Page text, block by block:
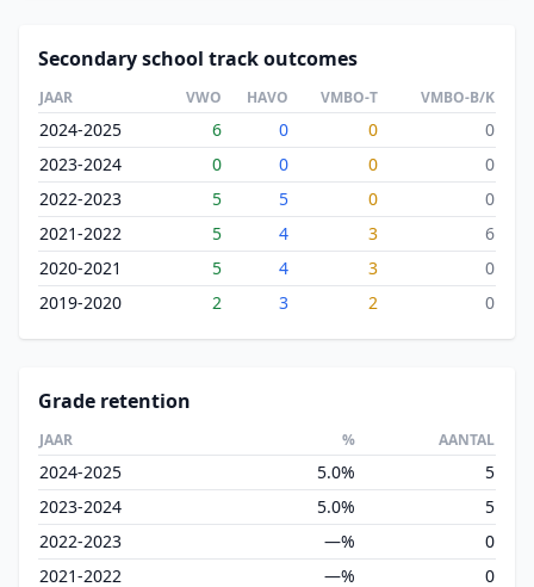
Secondary school track outcomes
JAAR VWO HAVO VMBO-T VMBO-B/K
2024-2025 6 0 0
0
2023-2024
0 0 0
0
2022-2023
5 5 0
0
2021-2022
5 4 3
6
2020-2021
5 4 3
0
2019-2020
2 3 2 0
Grade retention
JAAR % AANTAL
2024-2025 5.0%
5
2023-2024
5.0%
5
2022-2023
—%
0
2021-2022
—%
0